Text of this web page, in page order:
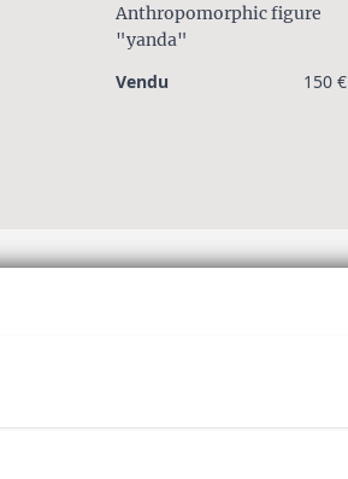
Anthropomorphic figure
"yanda"
Vendu 150 €